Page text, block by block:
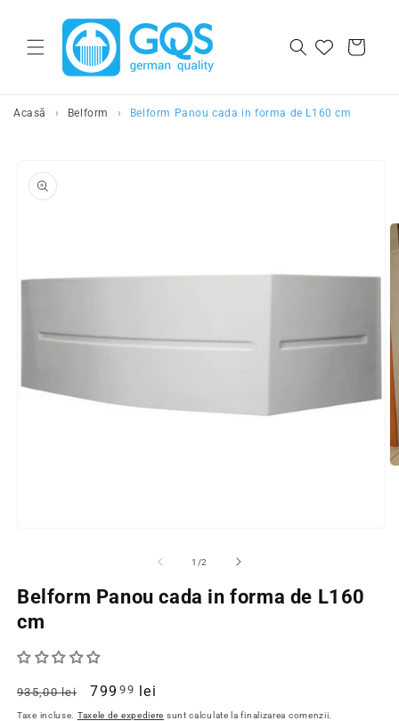
Salt la continut
Cos
Acasă › Belform › Belform Panou cada in forma de L160 cm
informatiile
despre produs
intr-
o
modala
1 /din
2
Belform Panou cada in forma de L160
cm
Pret
obisnuit
935,00 lei
Pret
redus
799 99 lei
Taxe incluse. Taxele de expediere sunt calculate la finalizarea comenzii.